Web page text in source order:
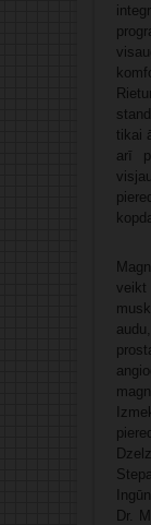
tikai
arī
Dr.